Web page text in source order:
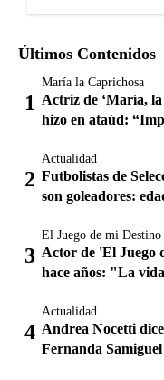
Últimos Contenidos
María la Caprichosa
Actriz de ‘María, la
hizo en ataúd:
Actualidad
Futbolistas de
son goleadores:
El Juego de mi Destino
Actor de 'El Juego
hace años: "La
Actualidad
Andrea Nocetti
Fernanda